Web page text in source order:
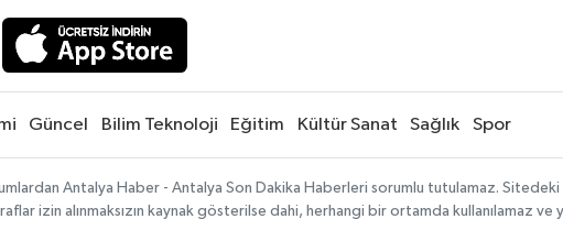
Güncel Bilim Teknoloji Eğitim Kültür Sanat Sağlık Spor
Antalya Haber - Antalya Son Dakika Haberleri sorumlu tutulamaz. Sitedeki
izin alınmaksızın kaynak gösterilse dahi, herhangi bir ortamda kullanılamaz ve